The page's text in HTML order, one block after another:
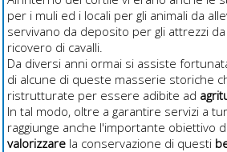
per i muli ed i locali per gli animali da
servivano da deposito per gli attrezzi
ricovero di cavalli.
Da diversi anni ormai si assiste
di alcune di queste masserie storiche
ristrutturate per essere adibite ad
In tal modo, oltre a garantire servizi a
raggiunge anche l'importante obiettivo
valorizzare la conservazione di questi